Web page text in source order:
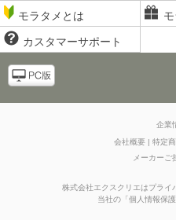
モラタメとは
カスタマーサポート
企業
会社概要
特定
メーカーご
株式会社エクスクリエはプライ
当社の 「個人情報保